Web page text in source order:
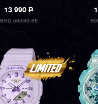
13 990P
BGD-565GS-6E